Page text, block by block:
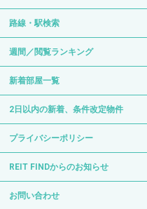
路線・駅検索
週間／閲覧ランキング
新着部屋一覧
2日以内の新着、条件改定物件
プライバシーポリシー
REIT FINDからのお知らせ
お問い合わせ